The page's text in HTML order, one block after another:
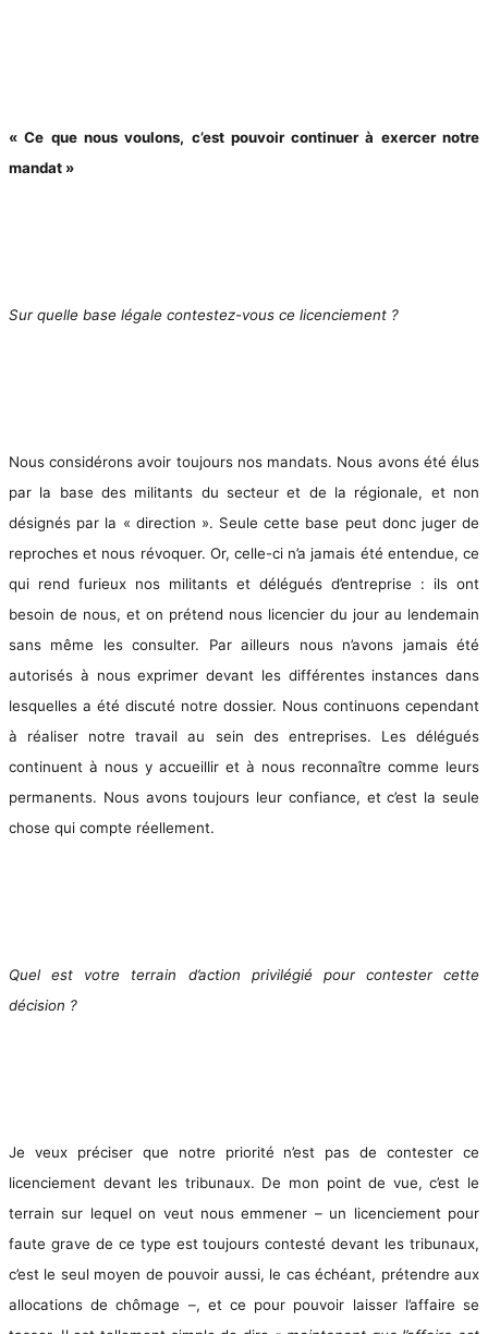
« Ce que nous voulons, c’est pouvoir continuer à exercer notre
mandat »
Sur quelle base légale contestez-vous ce licenciement ?
Nous considérons avoir toujours nos mandats. Nous avons été élus
par la base des militants du secteur et de la régionale, et non
désignés par la « direction ». Seule cette base peut donc juger de
reproches et nous révoquer. Or, celle-ci n’a jamais été entendue, ce
qui rend furieux nos militants et délégués d’entreprise : ils ont
besoin de nous, et on prétend nous licencier du jour au lendemain
sans même les consulter. Par ailleurs nous n’avons jamais été
autorisés à nous exprimer devant les différentes instances dans
lesquelles a été discuté notre dossier. Nous continuons cependant
à réaliser notre travail au sein des entreprises. Les délégués
continuent à nous y accueillir et à nous reconnaître comme leurs
permanents. Nous avons toujours leur confiance, et c’est la seule
chose qui compte réellement.
Quel est votre terrain d’action privilégié pour contester cette
décision ?
Je veux préciser que notre priorité n’est pas de contester ce
licenciement devant les tribunaux. De mon point de vue, c’est le
terrain sur lequel on veut nous emmener – un licenciement pour
faute grave de ce type est toujours contesté devant les tribunaux,
c’est le seul moyen de pouvoir aussi, le cas échéant, prétendre aux
allocations de chômage –, et ce pour pouvoir laisser l’affaire se